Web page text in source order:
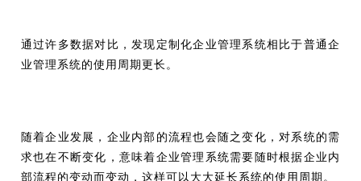
通过许多数据对比，发现定制化企业管理系统相比于普通企
业管理系统的使用周期更长。
随着企业发展，企业内部的流程也会随之变化，对系统的需
求也在不断变化，意味着企业管理系统需要随时根据企业内
部流程的变动而变动，这样可以大大延长系统的使用周期。